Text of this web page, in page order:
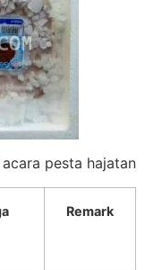
pesta hajatan
Remark